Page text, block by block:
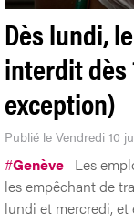
Dès lundi,
interdit dès
exception)
Publié le Vendredi 10
#Genève Les
les empêchant de
lundi et mercredi, et